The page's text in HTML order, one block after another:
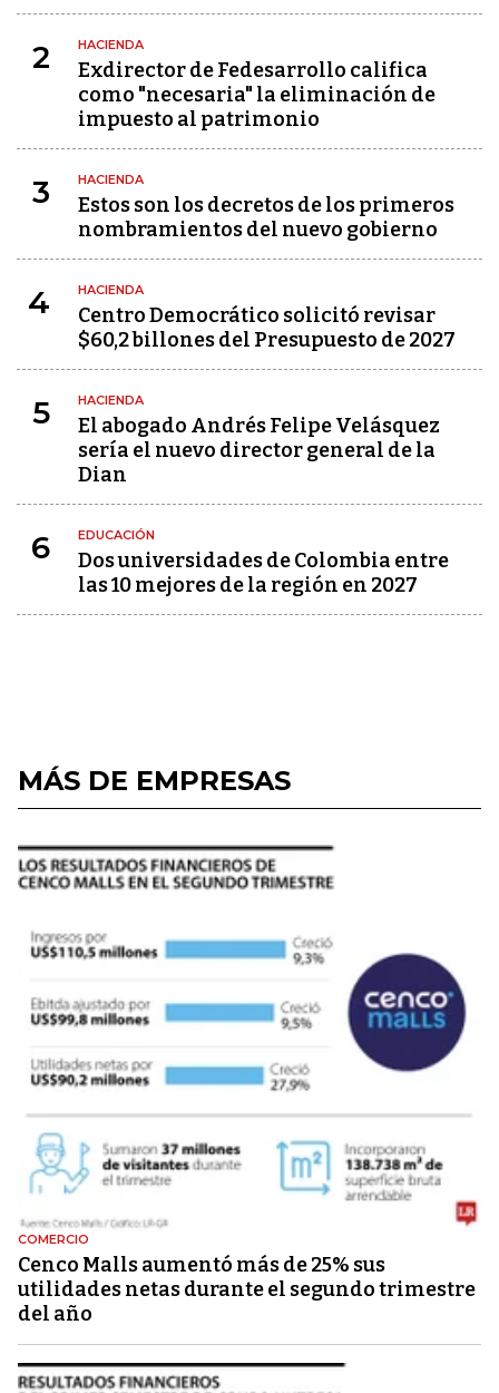
2 HACIENDA
Exdirector de Fedesarrollo califica
como "necesaria" la eliminación de
impuesto al patrimonio
3 HACIENDA
Estos son los decretos de los primeros
nombramientos del nuevo gobierno
4 HACIENDA
Centro Democrático solicitó revisar
$60,2 billones del Presupuesto de 2027
5 HACIENDA
El abogado Andrés Felipe Velásquez
sería el nuevo director general de la
Dian
6 EDUCACIÓN
Dos universidades de Colombia entre
las 10 mejores de la región en 2027
MÁS DE EMPRESAS
COMERCIO
Cenco Malls aumentó más de 25% sus
utilidades netas durante el segundo trimestre
del año